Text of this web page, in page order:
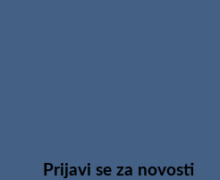
Prijavi se za novosti